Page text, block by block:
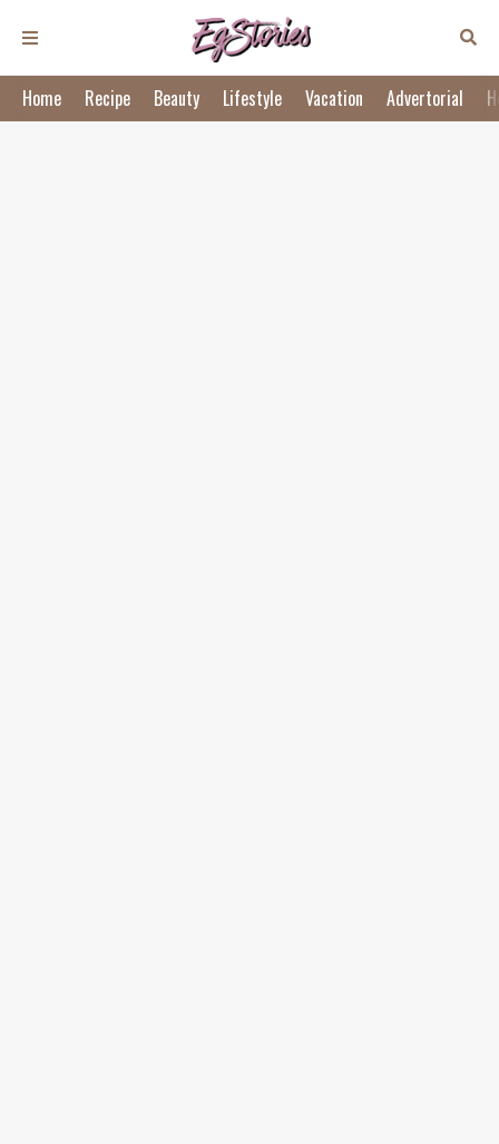
Home Recipe Beauty Lifestyle Vacation Advertorial